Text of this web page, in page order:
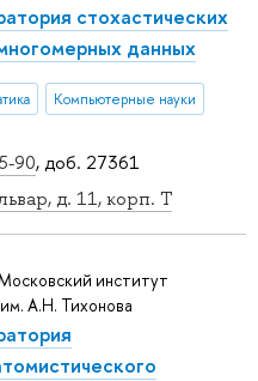
90, доб. 27361
д. 11, корп. T
стохастических
данных
Компьютерные науки
институт
А.Н. Тихонова